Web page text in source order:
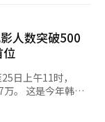
若要进一步突破，
评论家郑珉宰认
成独特风格，但从
曲，未来仍有成长
供100多个本地
支持14种语言播
学历用户，自
LG频道以及自主
自2023年9月进入
提供英语、印地
地语言的内容。
品
三，紧随《鱿鱼游
2.521亿次）之
来评选电影和剧集
依旧不减，重新登
日至24日），影
美国、加拿大、英
人数突破500
日上午11时，
韩国
是继去年《老手